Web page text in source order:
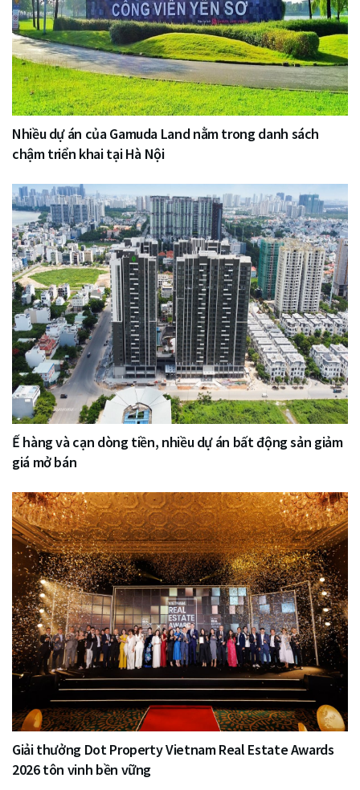
Nhiều dự án của Gamuda Land nằm trong danh sách
chậm triển khai tại Hà Nội
Ế hàng và cạn dòng tiền, nhiều dự án bất động sản giảm
giá mở bán
Giải thưởng Dot Property Vietnam Real Estate Awards
2026 tôn vinh bền vững